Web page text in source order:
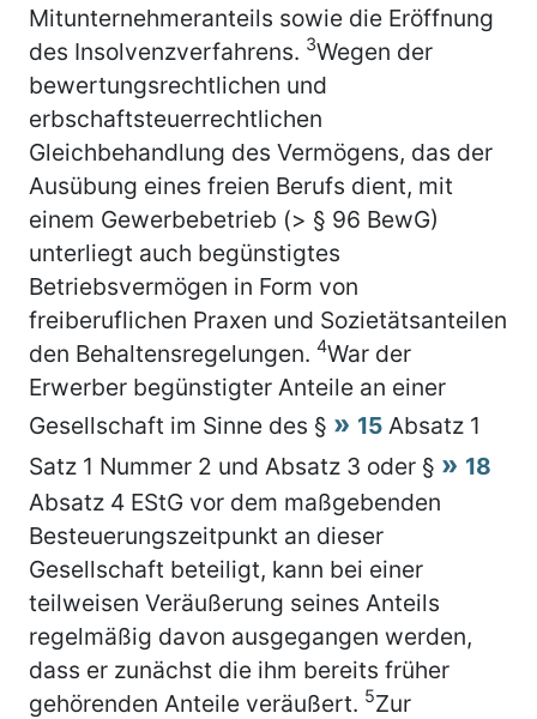
Mitunternehmeranteils sowie die Eröffnung
des Insolvenzverfahrens. 3Wegen der
bewertungsrechtlichen und
erbschaftsteuerrechtlichen
Gleichbehandlung des Vermögens, das der
Ausübung eines freien Berufs dient, mit
einem Gewerbebetrieb (> § 96 BewG)
unterliegt auch begünstigtes
Betriebsvermögen in Form von
freiberuflichen Praxen und Sozietätsanteilen
den Behaltensregelungen. 4War der
Erwerber begünstigter Anteile an einer
Gesellschaft im Sinne des §
15 Absatz 1
Satz 1 Nummer 2 und Absatz 3 oder §
18
Absatz 4 EStG vor dem maßgebenden
Besteuerungszeitpunkt an dieser
Gesellschaft beteiligt, kann bei einer
teilweisen Veräußerung seines Anteils
regelmäßig davon ausgegangen werden,
dass er zunächst die ihm bereits früher
gehörenden Anteile veräußert. 5Zur